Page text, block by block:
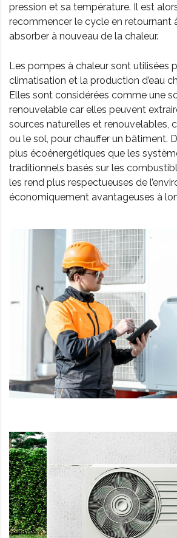
pression et sa température. Il est
recommencer le cycle en retournant
absorber à nouveau de la chaleur.
Les pompes à chaleur sont utilisées
climatisation et la production d’eau
Elles sont considérées comme une
renouvelable car elles peuvent
sources naturelles et renouvelables,
ou le sol, pour chauffer un bâtiment.
plus écoénergétiques que les
traditionnels basés sur les
les rend plus respectueuses de
économiquement avantageuses à